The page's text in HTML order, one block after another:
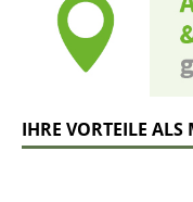
IHRE VORTEILE ALS